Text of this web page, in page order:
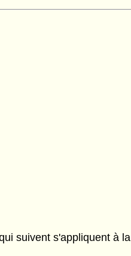
suivent s'appliquent à